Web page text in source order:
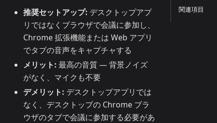
推奨セットアップ: デスクトップアプ
リではなくブラウザで会議に参加し、
Chrome 拡張機能または Web アプリ
でタブの音声をキャプチャする
メリット: 最高の音質 — 背景ノイズ
がなく、マイクも不要
デメリット: デスクトップアプリでは
なく、デスクトップの Chrome ブラ
ウザのタブで会議に参加する必要があ
関連項目